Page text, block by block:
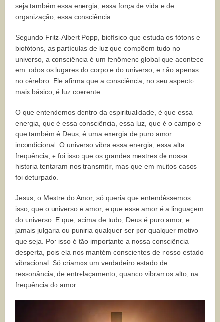
seja também essa energia, essa força de vida e de
organização, essa consciência.
Segundo Fritz-Albert Popp, biofísico que estuda os fótons e
biofótons, as partículas de luz que compõem tudo no
universo, a consciência é um fenômeno global que acontece
em todos os lugares do corpo e do universo, e não apenas
no cérebro. Ele afirma que a consciência, no seu aspecto
mais básico, é luz coerente.
O que entendemos dentro da espiritualidade, é que essa
energia, que é essa consciência, essa luz, que é o campo e
que também é Deus, é uma energia de puro amor
incondicional. O universo vibra essa energia, essa alta
frequência, e foi isso que os grandes mestres de nossa
história tentaram nos transmitir, mas que em muitos casos
foi deturpado.
Jesus, o Mestre do Amor, só queria que entendêssemos
isso, que o universo é amor, e que esse amor é a linguagem
do universo. E que, acima de tudo, Deus é puro amor, e
jamais julgaria ou puniria qualquer ser por qualquer motivo
que seja. Por isso é tão importante a nossa consciência
desperta, pois ela nos mantém conscientes de nosso estado
vibracional. Só criamos um verdadeiro estado de
ressonância, de entrelaçamento, quando vibramos alto, na
frequência do amor.